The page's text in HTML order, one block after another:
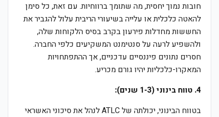
חובות נמוך יחסית, מה שתומך ברווחיות. עם זאת, כל סימן
להאטה כלכלית או עלייה בשיעורי הריבית עלול להגביר את
החששות מחדלות פירעון בקרב בסיס הלקוחות שלה,
ולהשפיע לרעה על סנטימנט המשקיעים כלפי החברה.
חסרים נתונים פיננסיים עדכניים, אך ההתפתחויות
המאקרו-כלכליות יהיו גורם מכריע.
4. טווח בינוני (1-3 שנים):
בטווח הבינוני, יכולתה של ATLC לנהל את סיכוני האשראי